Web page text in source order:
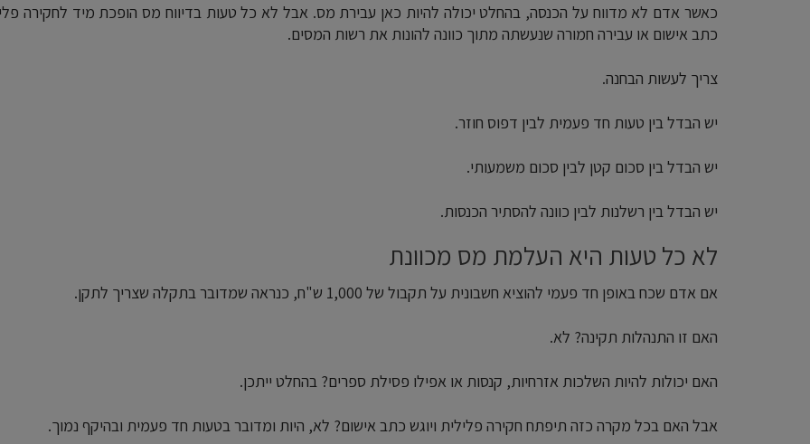
כאשר אדם לא מדווח על הכנסה, בהחלט יכולה להיות כאן עבירת מס. אבל לא כל טעות בדיווח מס הופכת מיד לחקירה
כתב אישום או עבירה חמורה שנעשתה מתוך כוונה להונות את רשות המסים.
צריך לעשות הבחנה.
יש הבדל בין טעות חד פעמית לבין דפוס חוזר.
יש הבדל בין סכום קטן לבין סכום משמעותי.
יש הבדל בין רשלנות לבין כוונה להסתיר הכנסות.
לא כל טעות היא העלמת מס מכוונת
אם אדם שכח באופן חד פעמי להוציא חשבונית על תקבול של 1,000 ש"ח, כנראה שמדובר בתקלה שצריך לתקן.
האם זו התנהלות תקינה? לא.
האם יכולות להיות השלכות אזרחיות, קנסות או אפילו פסילת ספרים? בהחלט ייתכן.
אבל האם בכל מקרה כזה תיפתח חקירה פלילית ויוגש כתב אישום? לא, היות ומדובר בטעות חד פעמית ובהיקף נמוך.